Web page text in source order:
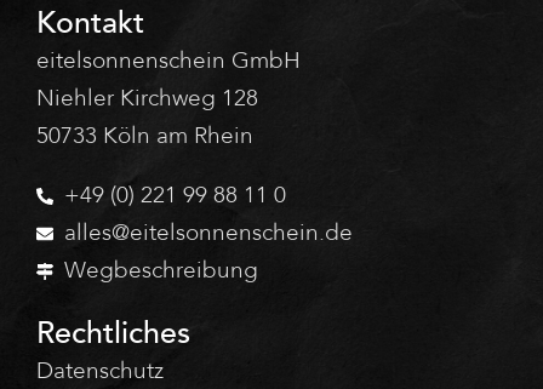
Kontakt
eitelsonnenschein GmbH
Niehler Kirchweg 128
50733 Köln am Rhein
+49 (0) 221 99 88 11 0
alles@eitelsonnenschein.de
Wegbeschreibung
Rechtliches
Datenschutz